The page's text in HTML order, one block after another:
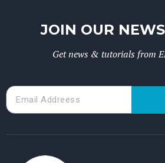
JOIN OUR
Get news & tutorials from